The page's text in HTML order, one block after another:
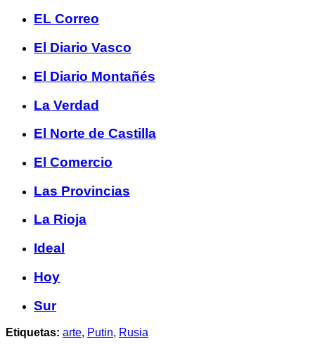
EL Correo
El Diario Vasco
El Diario Montañés
La Verdad
El Norte de Castilla
El Comercio
Las Provincias
La Rioja
Ideal
Hoy
Sur
Etiquetas: arte, Putin, Rusia